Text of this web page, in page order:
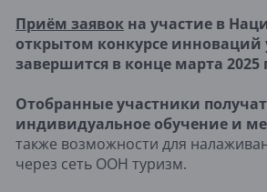
Приём заявок на участие в
открытом конкурсе инноваций
завершится в конце марта 2025
Отобранные участники получат
индивидуальное обучение и
также возможности для
через сеть ООН туризм.